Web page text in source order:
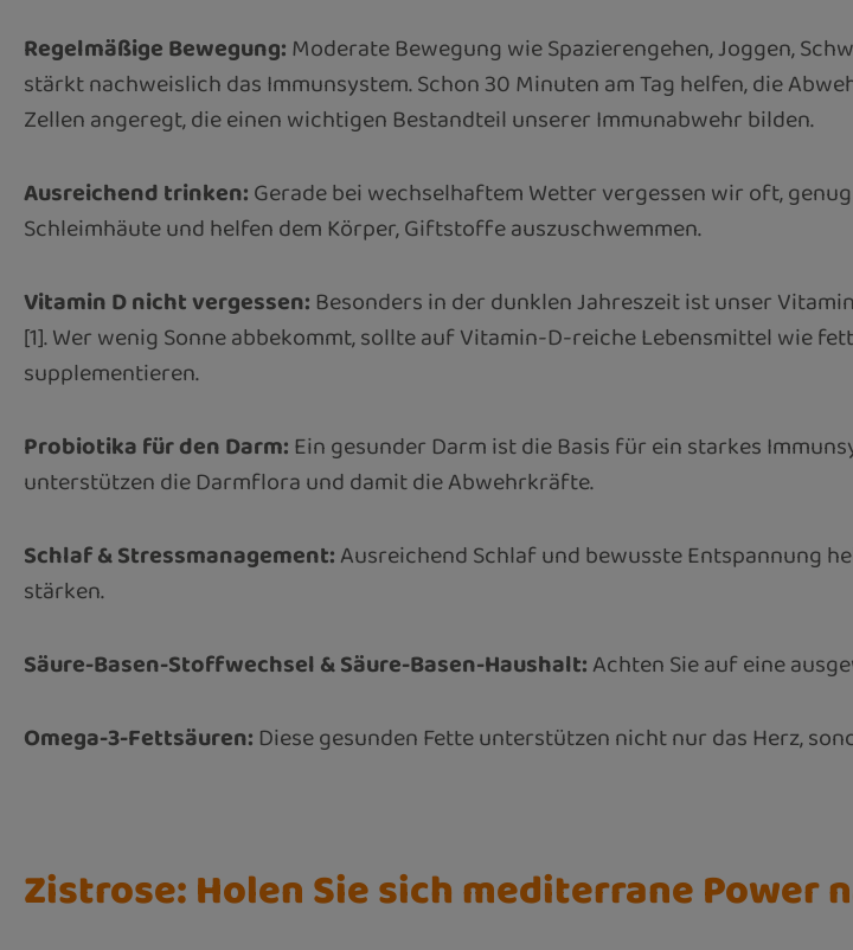
Regelmäßige Bewegung:Moderate Bewegung wie Spazierengehen, Joggen,
stärkt nachweislich das Immunsystem. Schon 30 Minuten am Tag helfen, die
Zellen angeregt, die einen wichtigen Bestandteil unserer Immunabwehr bilden.
Ausreichend trinken:Gerade bei wechselhaftem Wetter vergessen wir oft,
Schleimhäute und helfen dem Körper, Giftstoffe auszuschwemmen.
Vitamin D nicht vergessen: Besonders in der dunklen Jahreszeit ist unser
[1]. Wer wenig Sonne abbekommt, sollte auf Vitamin-D-reiche Lebensmittel wie
supplementieren.
Probiotika für den Darm:Ein gesunder Darm ist die Basis für ein starkes
unterstützen die Darmflora und damit die Abwehrkräfte.
Schlaf & Stressmanagement:Ausreichend Schlaf und bewusste Entspannung
stärken.
Säure-Basen-Stoffwechsel & Säure-Basen-Haushalt:Achten Sie auf eine
Omega-3-Fettsäuren: Diese gesunden Fette unterstützen nicht nur das Herz,
Zistrose: Holen Sie sich mediterrane Power